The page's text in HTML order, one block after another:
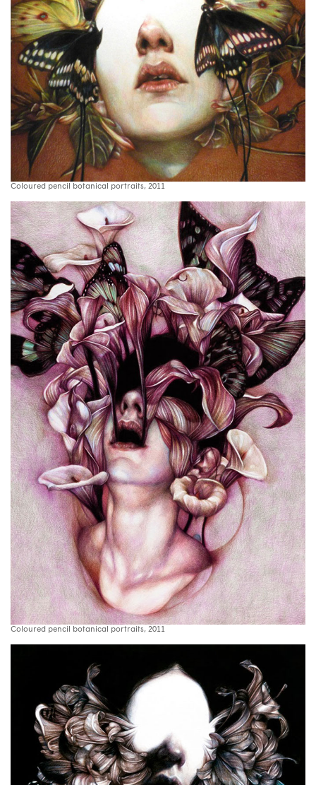
Coloured pencil botanical portraits, 2011
Coloured pencil botanical portraits, 2011